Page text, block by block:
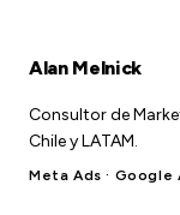
Alan Melnick
Consultor de
Chile y LATAM.
Meta Ads · Google